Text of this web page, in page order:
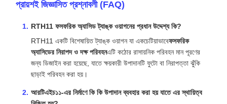
প্রায়শই জিজ্ঞাসিত প্রশ্নাবলী (FAQ)
RTH11 ফসফরিক অ্যাসিড ট্যাঙ্ক ওয়াগনের প্রধান উদ্দেশ্য কি?
RTH11 একটি বিশেষায়িত ট্যাঙ্ক ওয়াগন যা একচেটিয়াভাবেফসফরিক
অ্যাসিডের নিরাপদ ও দক্ষ পরিবহনএটি কঠোর রাসায়নিক পরিবহন মান পূরণের
জন্য ডিজাইন করা হয়েছে, যাতে ক্ষয়কারী উপাদানটি ফুটো বা নিরাপত্তা ঝুঁকি
ছাড়াই পরিবহন করা হয়।
আরটিএইচ১১-এর নির্মাণে কি কি উপাদান ব্যবহার করা হয় যাতে এর স্থায়িত্ব